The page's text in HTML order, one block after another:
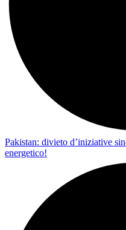
Pakistan: divieto d’iniziative
energetico!